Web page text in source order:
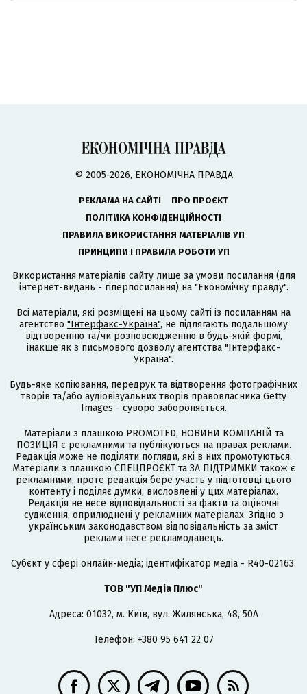
© 2005-2026, ЕКОНОМІЧНА ПРАВДА
РЕКЛАМА НА САЙТІ
ПРО ПРОЄКТ
ПОЛІТИКА КОНФІДЕНЦІЙНОСТІ
ПРАВИЛА ВИКОРИСТАННЯ МАТЕРІАЛІВ УП
ПРИНЦИПИ І ПРАВИЛА РОБОТИ УП
Використання матеріалів сайту лише за умови посилання (для
інтернет-видань - гіперпосилання) на "Економічну правду".
Всі матеріали, які розміщені на цьому сайті із посиланням на
агентство "Інтерфакс-Україна", не підлягають подальшому
відтворенню та/чи розповсюдженню в будь-якій формі,
інакше як з письмового дозволу агентства "Інтерфакс-
Україна".
Будь-яке копіювання, передрук та відтворення фотографічних
творів та/або аудіовізуальних творів правовласника Getty
Images - суворо забороняється.
Матеріали з плашкою PROMOTED, НОВИНИ КОМПАНІЙ та
ПОЗИЦІЯ є рекламними та публікуються на правах реклами.
Редакція може не поділяти погляди, які в них промотуються.
Матеріали з плашкою СПЕЦПРОЄКТ та ЗА ПІДТРИМКИ також є
рекламними, проте редакція бере участь у підготовці цього
контенту і поділяє думки, висловлені у цих матеріалах.
Редакція не несе відповідальності за факти та оціночні
судження, оприлюднені у рекламних матеріалах. Згідно з
українським законодавством відповідальність за зміст
реклами несе рекламодавець.
Cубєкт у сфері онлайн-медіа; ідентифікатор медіа - R40-02163.
ТОВ "УП Медіа Плюс"
Адреса: 01032, м. Київ, вул. Жилянська, 48, 50А
Телефон: +380 95 641 22 07